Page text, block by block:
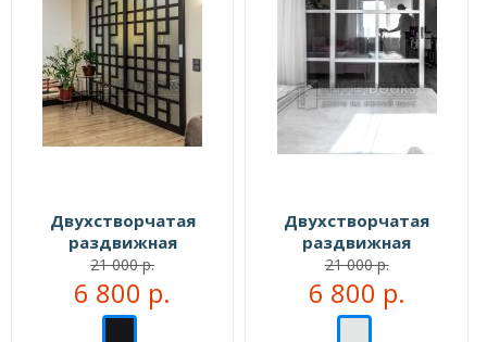
Двухстворчатая
раздвижная
перегородка №104333
21 000 р.
6 800 р.
Двухстворчатая
раздвижная
перегородка №104999
21 000 р.
6 800 р.